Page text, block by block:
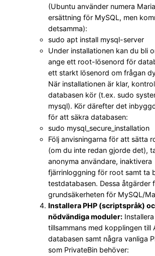
(Ubuntu använder numera
ersättning för MySQL, men
detsamma):
sudo apt install mysql-server
Under installationen kan du bli
ange ett root-lösenord för
ett starkt lösenord om frågan
När installationen är klar,
databasen kör (t.ex. sudo
mysql). Kör därefter det
för att säkra databasen:
sudo mysql_secure_installation
Följ anvisningarna för att sätta
(om du inte redan gjorde det),
anonyma användare, inaktivera
fjärrinloggning för root samt ta
testdatabasen. Dessa åtgärder
grundsäkerheten för MySQL/
Installera PHP (scriptspråk)
nödvändiga moduler:
tillsammans med kopplingen till
databasen samt några vanliga
som PrivateBin behöver: